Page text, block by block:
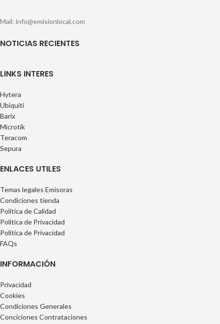
Mail: info@emisionlocal.com
NOTICIAS RECIENTES
LINKS INTERES
Hytera
Ubiquiti
Barix
Microtik
Teracom
Sepura
ENLACES UTILES
Temas legales Emisoras
Condiciones tienda
Politica de Calidad
Politica de Privacidad
Politica de Privacidad
FAQs
INFORMACIÓN
Privacidad
Cookies
Condiciones Generales
Conciciones Contrataciones